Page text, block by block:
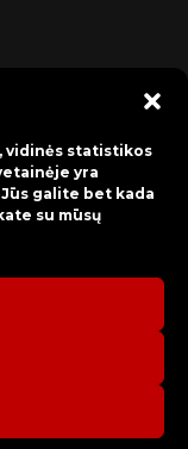
vidinės statistikos
yra
galite bet kada
su mūsų
centras